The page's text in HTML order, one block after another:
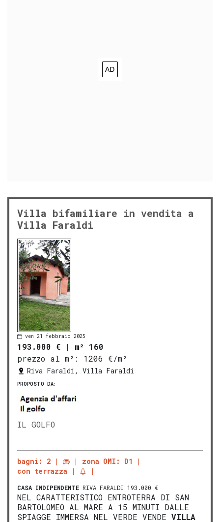
Villa bifamiliare in vendita a
Villa Faraldi
ven 21 febbraio 2025
193.000 € | m² 160
prezzo al m²:
1206 €/m²
Riva Faraldi, Villa Faraldi
PROPOSTO DA:
IL GOLFO
bagni: 2
zona OMI: D1
con terrazza
CASA INDIPENDENTE RIVA FARALDI 193.000 €
NEL CARATTERISTICO ENTROTERRA DI SAN
BARTOLOMEO AL MARE A 15 MINUTI DALLE
SPIAGGE IMMERSA NEL VERDE VENDE VILLA